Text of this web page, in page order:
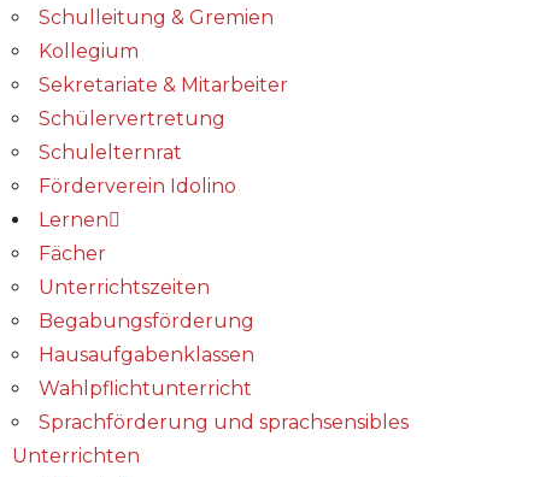
Schulleitung & Gremien
Kollegium
Sekretariate & Mitarbeiter
Schülervertretung
Schulelternrat
Förderverein Idolino
Lernen
Fächer
Unterrichtszeiten
Begabungs­förderung
Hausaufgabenklassen
Wahlpflichtunterricht
Sprachförderung und sprachsensibles
Unterrichten